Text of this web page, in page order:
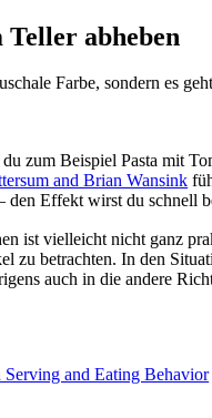
Teller abheben
Farbe, sondern es
zum Beispiel Pasta mit
and Brian Wansink
den Effekt wirst du schnell
ist vielleicht nicht ganz
betrachten. In den
auch in die andere
and Eating Behavior